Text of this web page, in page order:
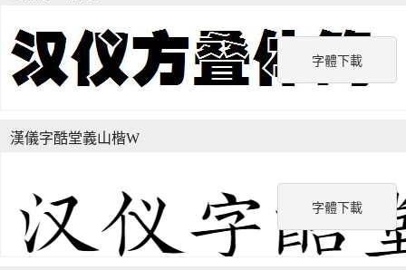
字體下載
字體下載
漢儀字酷堂義山楷W